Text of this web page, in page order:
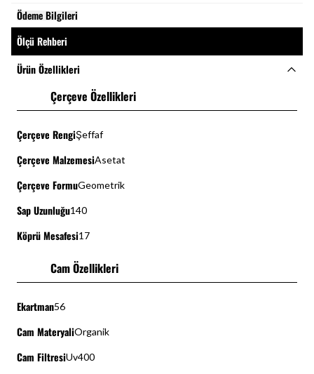
Ödeme Bilgileri
Ölçü Rehberi
Ürün Özellikleri
Çerçeve Özellikleri
Çerçeve RengiŞeffaf
Çerçeve MalzemesiAsetat
Çerçeve FormuGeometrik
Sap Uzunluğu140
Köprü Mesafesi17
Cam Özellikleri
Ekartman56
Cam MateryaliOrganik
Cam FiltresiUv400